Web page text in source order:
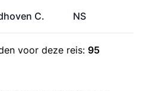
C. NS
voor deze reis: 95